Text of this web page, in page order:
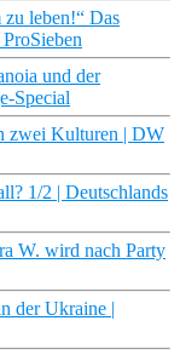
zu leben!“ Das
und der
Special
zwei Kulturen | DW
1/2 | Deutschlands
W. wird nach Party
der Ukraine |